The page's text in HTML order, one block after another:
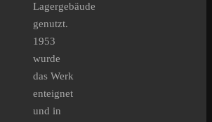
Lagergebäude
genutzt.
1953
wurde
das Werk
enteignet
und in